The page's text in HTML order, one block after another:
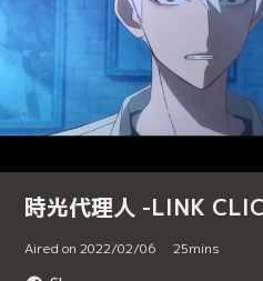
時光代理人 -LINK
Aired on 2022/02/06 25mins